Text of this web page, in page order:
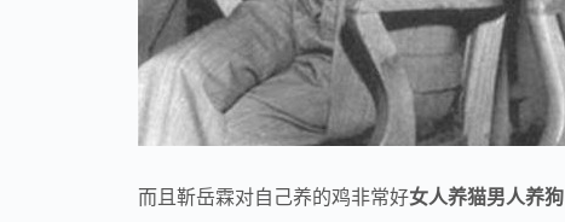
而且靳岳霖对自己养的鸡非常好女人养猫男人养狗